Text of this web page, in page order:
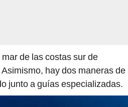
de las costas sur de
hay dos maneras de
junto a guías especializadas.